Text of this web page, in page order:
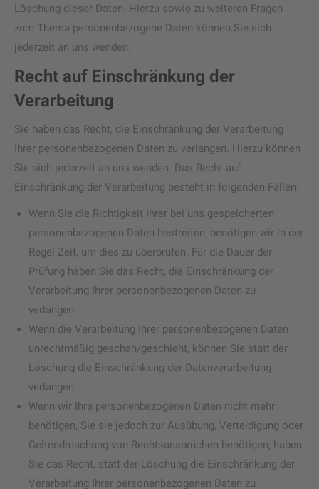
Löschung dieser Daten. Hierzu sowie zu weiteren Fragen
zum Thema personenbezogene Daten können Sie sich
jederzeit an uns wenden.
Recht auf Einschränkung der
Verarbeitung
Sie haben das Recht, die Einschränkung der Verarbeitung
Ihrer personenbezogenen Daten zu verlangen. Hierzu können
Sie sich jederzeit an uns wenden. Das Recht auf
Einschränkung der Verarbeitung besteht in folgenden Fällen:
Wenn Sie die Richtigkeit Ihrer bei uns gespeicherten
personenbezogenen Daten bestreiten, benötigen wir in der
Regel Zeit, um dies zu überprüfen. Für die Dauer der
Prüfung haben Sie das Recht, die Einschränkung der
Verarbeitung Ihrer personenbezogenen Daten zu
verlangen.
Wenn die Verarbeitung Ihrer personenbezogenen Daten
unrechtmäßig geschah/geschieht, können Sie statt der
Löschung die Einschränkung der Datenverarbeitung
verlangen.
Wenn wir Ihre personenbezogenen Daten nicht mehr
benötigen, Sie sie jedoch zur Ausübung, Verteidigung oder
Geltendmachung von Rechtsansprüchen benötigen, haben
Sie das Recht, statt der Löschung die Einschränkung der
Verarbeitung Ihrer personenbezogenen Daten zu